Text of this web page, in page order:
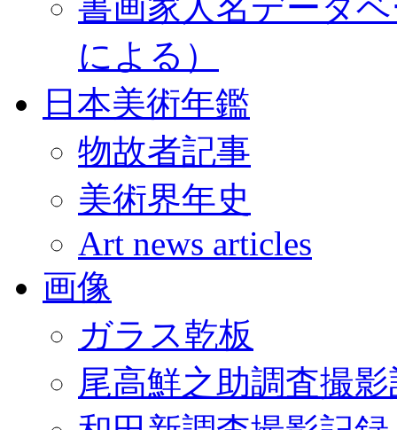
による）
日本美術年鑑
物故者記事
美術界年史
Art news articles
画像
ガラス乾板
尾高鮮之助調査撮